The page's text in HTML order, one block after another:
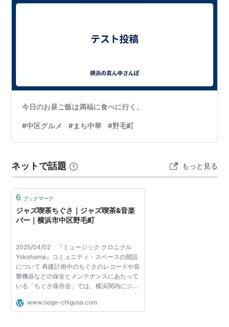
今日のお昼ご飯は満福に食べに行く。
#中区グルメ #まち中華 #野毛町
ネットで話題 もっと見る
6 ブックマーク
ジャズ喫茶ちぐさ｜ジャズ喫茶&音楽
バー｜横浜市中区野毛町
2025/04/02 『ミュージック クロニクル
Yokohama』コミュニティ・スペースの開設
について 再建計画中のちぐさのレコードや音
響機器などの保全とメンテナンスにあたって
いる「ちぐさ保存会」では、横浜関内にジャ
ズが聴けるコミュニティ・スペースを立ち上
げ、運営しています。ぜひお立ち寄りくださ
www.noge-chigusa.com